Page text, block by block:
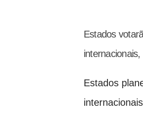
Estados
Estados